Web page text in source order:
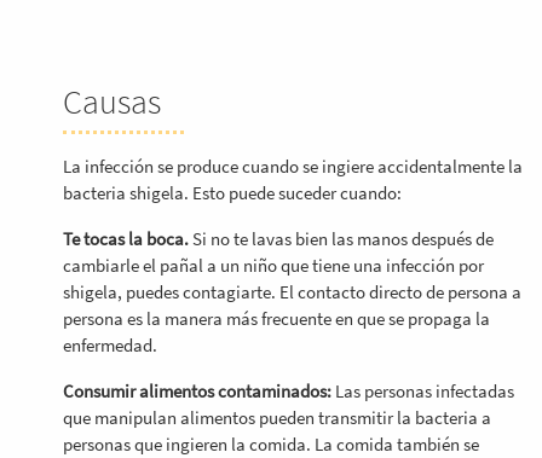
Causas
La infección se produce cuando se ingiere accidentalmente la
bacteria shigela. Esto puede suceder cuando:
Te tocas la boca.Si no te lavas bien las manos después de
cambiarle el pañal a un niño que tiene una infección por
shigela, puedes contagiarte. El contacto directo de persona a
persona es la manera más frecuente en que se propaga la
enfermedad.
Consumir alimentos contaminados: Las personas infectadas
que manipulan alimentos pueden transmitir la bacteria a
personas que ingieren la comida. La comida también se